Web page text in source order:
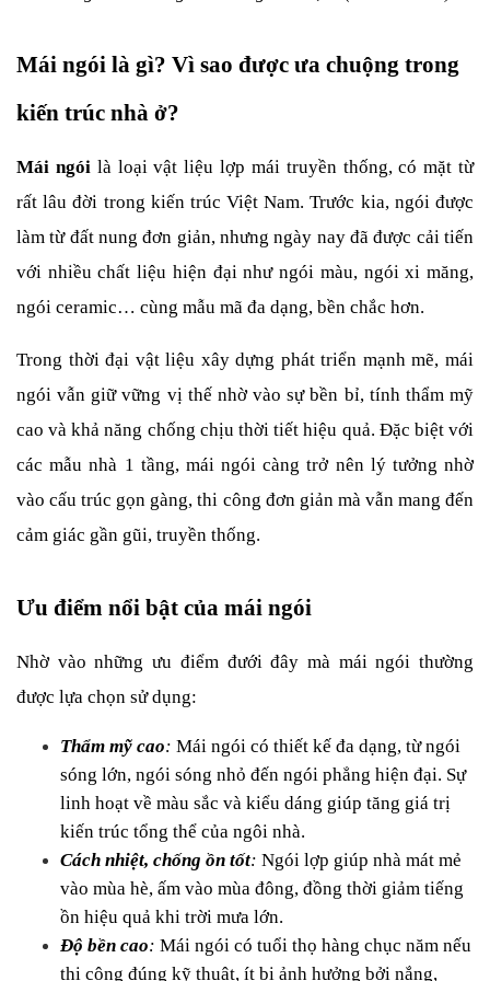
Mái ngói là gì? Vì sao được ưa chuộng trong
kiến trúc nhà ở?
Mái ngói là loại vật liệu lợp mái truyền thống, có mặt từ
rất lâu đời trong kiến trúc Việt Nam. Trước kia, ngói được
làm từ đất nung đơn giản, nhưng ngày nay đã được cải tiến
với nhiều chất liệu hiện đại như ngói màu, ngói xi măng,
ngói ceramic… cùng mẫu mã đa dạng, bền chắc hơn.
Trong thời đại vật liệu xây dựng phát triển mạnh mẽ, mái
ngói vẫn giữ vững vị thế nhờ vào sự bền bỉ, tính thẩm mỹ
cao và khả năng chống chịu thời tiết hiệu quả. Đặc biệt với
các mẫu nhà 1 tầng, mái ngói càng trở nên lý tưởng nhờ
vào cấu trúc gọn gàng, thi công đơn giản mà vẫn mang đến
cảm giác gần gũi, truyền thống.
Ưu điểm nổi bật của mái ngói
Nhờ vào những ưu điểm đưới đây mà mái ngói thường
được lựa chọn sử dụng:
Thẩm mỹ cao: Mái ngói có thiết kế đa dạng, từ ngói
sóng lớn, ngói sóng nhỏ đến ngói phẳng hiện đại. Sự
linh hoạt về màu sắc và kiểu dáng giúp tăng giá trị
kiến trúc tổng thể của ngôi nhà.
Cách nhiệt, chống ồn tốt: Ngói lợp giúp nhà mát mẻ
vào mùa hè, ấm vào mùa đông, đồng thời giảm tiếng
ồn hiệu quả khi trời mưa lớn.
Độ bền cao: Mái ngói có tuổi thọ hàng chục năm nếu
thi công đúng kỹ thuật, ít bị ảnh hưởng bởi nắng,